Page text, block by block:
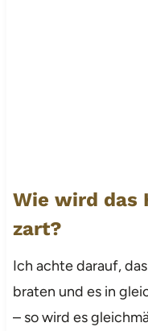
Wie wird das
zart?
Ich achte darauf,
braten und es in
– so wird es